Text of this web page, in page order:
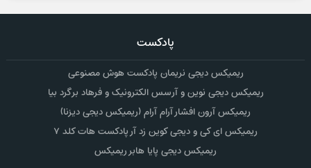
پادکست
ریمیکس دیجی نریمان پادکست هوش مصنوعی
ریمیکس دیجی نوین و آرسس الکترونیک و فرهاد برگرد بیا
ریمیکس آرون افشار آرام آرام (ریمیکس دیجی دیزنا)
ریمیکس ای کی و دیجی کوین زد آر پادکست هات کلد ۷
ریمیکس دیجی پایا هابر ریمیکس